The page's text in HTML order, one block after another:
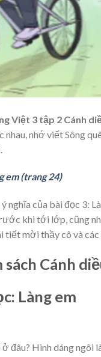
Việt 3 tập 2 Cánh
nhớ viết Sông
em (trang 24)
nghĩa của bài đọc 3:
khi tới lớp, cũng
tiết mời thầy cô và
sách Cánh
Làng em
ở đâu? Hình dáng ngôi